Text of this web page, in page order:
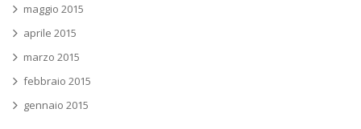
maggio 2015
aprile 2015
marzo 2015
febbraio 2015
gennaio 2015